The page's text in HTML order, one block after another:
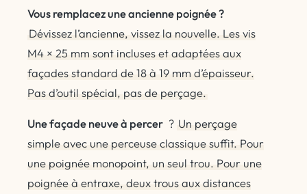
Vous remplacez une ancienne poignée ?
Dévissez l’ancienne, vissez la nouvelle. Les vis
M4 × 25 mm sont incluses et adaptées aux
façades standard de 18 à 19 mm d’épaisseur.
Pas d’outil spécial, pas de perçage.
Une façade neuve à percer ? Un perçage
simple avec une perceuse classique suffit. Pour
une poignée monopoint, un seul trou. Pour une
poignée à entraxe, deux trous aux distances